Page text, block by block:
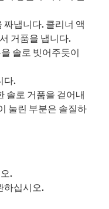
짜냅니다. 클리너 액
거품을 냅니다.
솔로 빗어주듯이
다.
솔로 거품을 걷어내
눌린 부분은 솔질하
.
하십시오.